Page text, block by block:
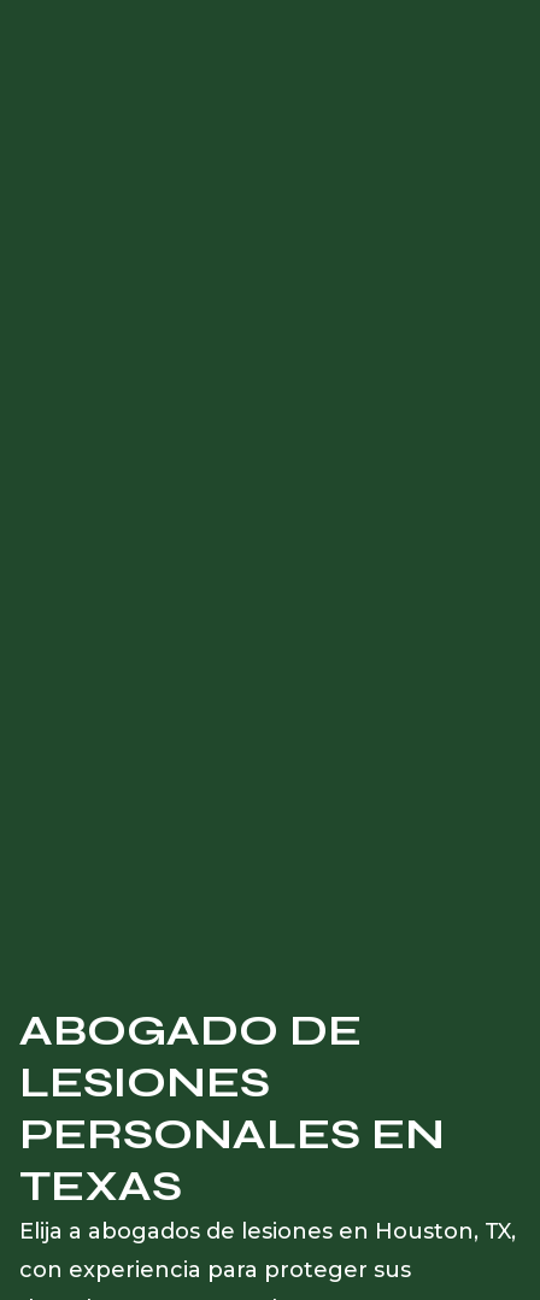
ABOGADO DE
LESIONES
PERSONALES EN
TEXAS
Elija a abogados de lesiones en Houston, TX,
con experiencia para proteger sus